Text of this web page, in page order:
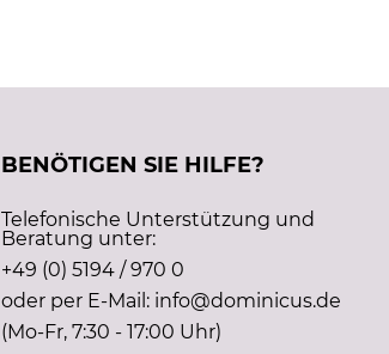
BENÖTIGEN SIE HILFE?
Telefonische Unterstützung und
Beratung unter:
+49 (0) 5194 / 970 0
oder per E-Mail: info@dominicus.de
(Mo-Fr, 7:30 - 17:00 Uhr)